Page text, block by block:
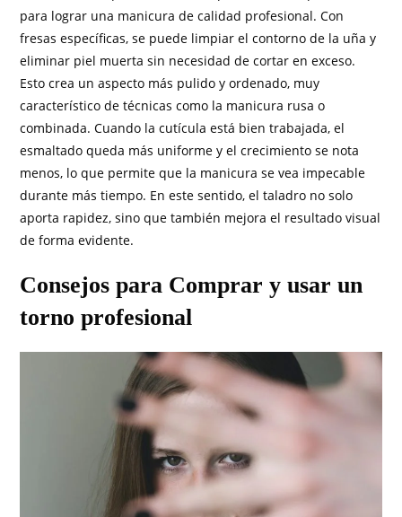
para lograr una manicura de calidad profesional. Con
fresas específicas, se puede limpiar el contorno de la uña y
eliminar piel muerta sin necesidad de cortar en exceso.
Esto crea un aspecto más pulido y ordenado, muy
característico de técnicas como la manicura rusa o
combinada. Cuando la cutícula está bien trabajada, el
esmaltado queda más uniforme y el crecimiento se nota
menos, lo que permite que la manicura se vea impecable
durante más tiempo. En este sentido, el taladro no solo
aporta rapidez, sino que también mejora el resultado visual
de forma evidente.
Consejos para Comprar y usar un
torno profesional